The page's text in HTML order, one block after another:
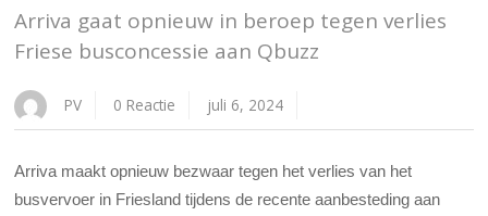
Arriva gaat opnieuw in beroep tegen verlies
Friese busconcessie aan Qbuzz
PV 0 Reactie juli 6, 2024
Arriva maakt opnieuw bezwaar tegen het verlies van het
busvervoer in Friesland tijdens de recente aanbesteding aan